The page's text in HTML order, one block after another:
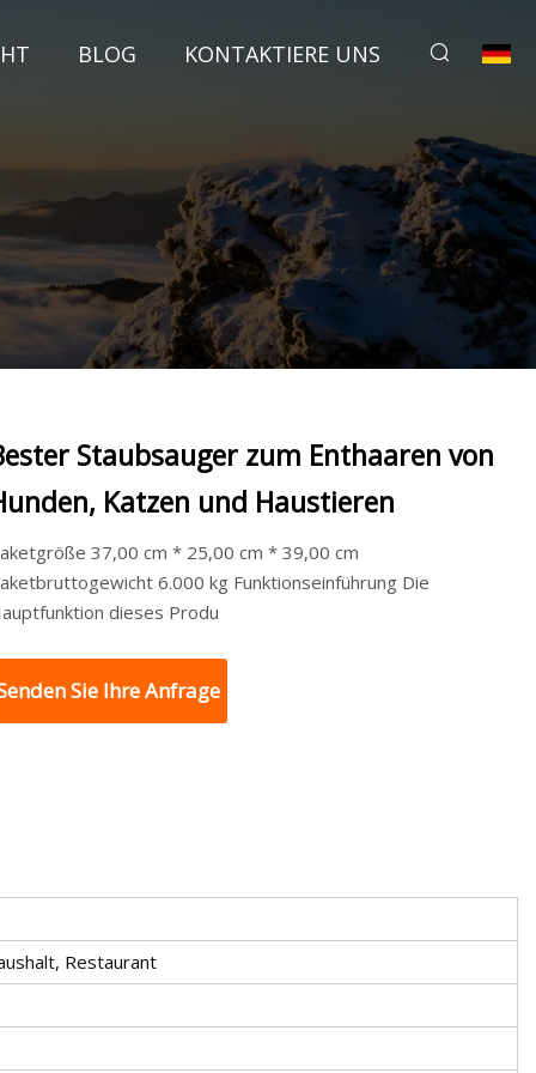
BLOG KONTAKTIERE UNS
Staubsauger zum Enthaaren von
Katzen und Haustieren
37,00 cm * 25,00 cm * 39,00 cm
6.000 kg Funktionseinführung Die
dieses Produ
Sie Ihre Anfrage
Restaurant